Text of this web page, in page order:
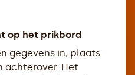
op het prikbord
gegevens in, plaats
achterover. Het